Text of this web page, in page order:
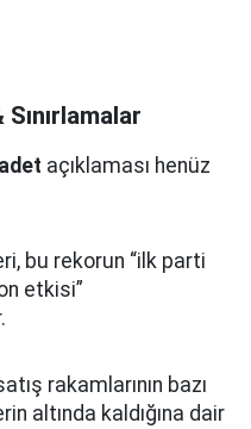
açıklaması henüz
bu rekorun “ilk parti
etkisi”
rakamlarının bazı
altında kaldığına dair